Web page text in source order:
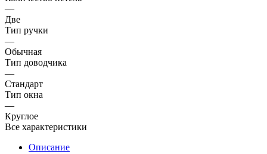
—
Две
Тип ручки
—
Обычная
Тип доводчика
—
Стандарт
Тип окна
—
Круглое
Все характеристики
Описание